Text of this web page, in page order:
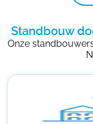
Standbouw
Onze